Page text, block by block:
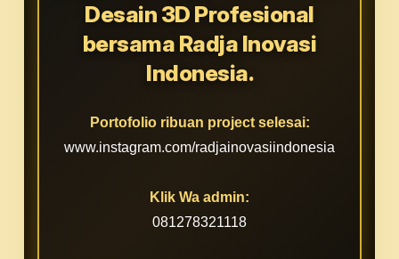
Desain 3D Profesional
bersama Radja Inovasi
Indonesia.
Portofolio ribuan project selesai:
www.instagram.com/radjainovasiindonesia
Klik Wa admin:
081278321118